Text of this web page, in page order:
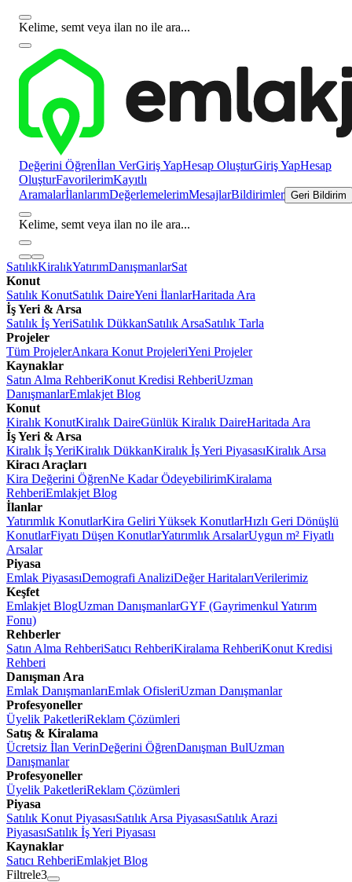
Kelime, semt veya ilan no ile ara...
Değerini Öğrenİlan VerGiriş YapHesap OluşturGiriş YapHesap
OluşturFavorilerimKayıtlı
AramalarİlanlarımDeğerlemelerimMesajlarBildirimler Geri Bildirim
Kelime, semt veya ilan no ile ara...
SatılıkKiralıkYatırımDanışmanlarSat
Konut
Satılık KonutSatılık DaireYeni İlanlarHaritada Ara
İş Yeri & Arsa
Satılık İş YeriSatılık DükkanSatılık ArsaSatılık Tarla
Projeler
Tüm ProjelerAnkara Konut ProjeleriYeni Projeler
Kaynaklar
Satın Alma RehberiKonut Kredisi RehberiUzman
DanışmanlarEmlakjet Blog
Konut
Kiralık KonutKiralık DaireGünlük Kiralık DaireHaritada Ara
İş Yeri & Arsa
Kiralık İş YeriKiralık DükkanKiralık İş Yeri PiyasasıKiralık Arsa
Kiracı Araçları
Kira Değerini ÖğrenNe Kadar ÖdeyebilirimKiralama
RehberiEmlakjet Blog
İlanlar
Yatırımlık KonutlarKira Geliri Yüksek KonutlarHızlı Geri Dönüşlü
KonutlarFiyatı Düşen KonutlarYatırımlık ArsalarUygun m² Fiyatlı
Arsalar
Piyasa
Emlak PiyasasıDemografi AnaliziDeğer HaritalarıVerilerimiz
Keşfet
Emlakjet BlogUzman DanışmanlarGYF (Gayrimenkul Yatırım
Fonu)
Rehberler
Satın Alma RehberiSatıcı RehberiKiralama RehberiKonut Kredisi
Rehberi
Danışman Ara
Emlak DanışmanlarıEmlak OfisleriUzman Danışmanlar
Profesyoneller
Üyelik PaketleriReklam Çözümleri
Satış & Kiralama
Ücretsiz İlan VerinDeğerini ÖğrenDanışman BulUzman
Danışmanlar
Profesyoneller
Üyelik PaketleriReklam Çözümleri
Piyasa
Satılık Konut PiyasasıSatılık Arsa PiyasasıSatılık Arazi
PiyasasıSatılık İş Yeri Piyasası
Kaynaklar
Satıcı RehberiEmlakjet Blog
Filtrele3